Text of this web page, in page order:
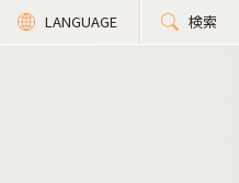
LANGUAGE 検索